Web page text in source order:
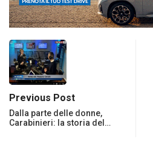
Previous Post
Dalla parte delle donne,
Carabinieri: la storia del…